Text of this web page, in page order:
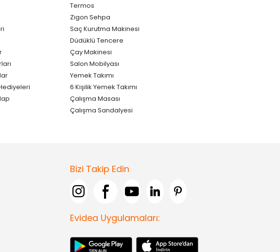
Termos
Zigon Sehpa
Saç Kurutma Makinesi
Düdüklü Tencere
Çay Makinesi
Salon Mobilyası
Yemek Takımı
6 Kişilik Yemek Takımı
Çalışma Masası
Çalışma Sandalyesi
Bizi Takip Edin
Evidea Uygulamaları: